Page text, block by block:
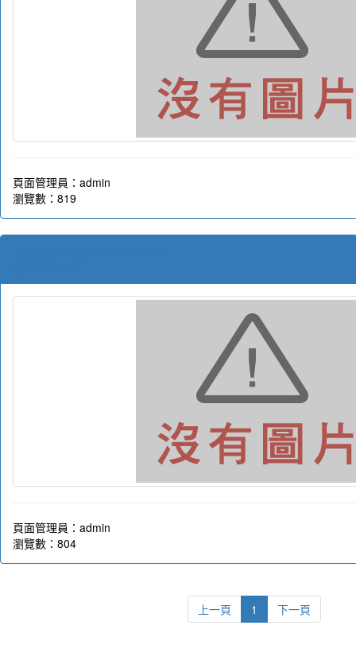
頁面管理員：admin
瀏覽數：819
頁面管理員：admin
瀏覽數：804
上一頁 1 下一頁